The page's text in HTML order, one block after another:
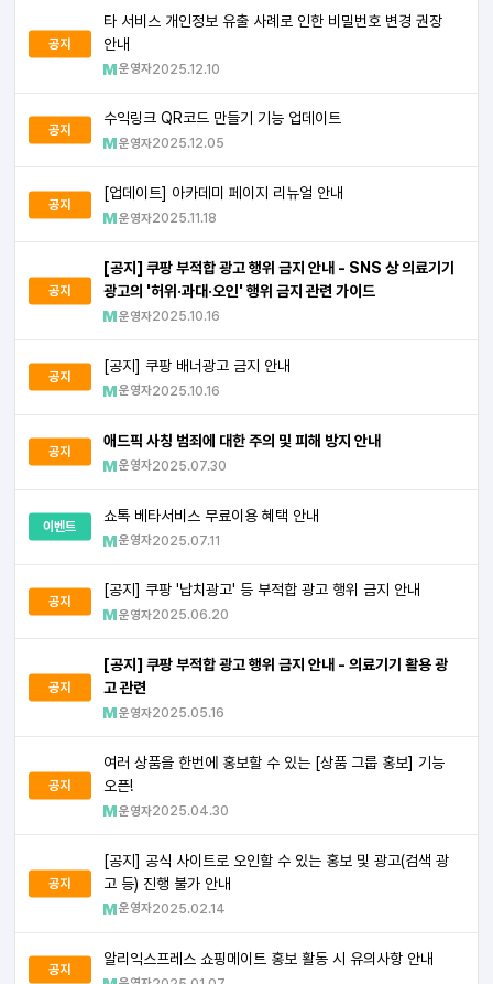
공지
타 서비스 개인정보 유출 사례로 인한 비밀번호 변경 권장
안내
운영자2025.12.10
공지
수익링크 QR코드 만들기 기능 업데이트
운영자2025.12.05
공지
[업데이트] 아카데미 페이지 리뉴얼 안내
운영자2025.11.18
공지
[공지] 쿠팡 부적합 광고 행위 금지 안내 - SNS 상 의료기기
광고의 '허위·과대·오인' 행위 금지 관련 가이드
운영자2025.10.16
공지
[공지] 쿠팡 배너광고 금지 안내
운영자2025.10.16
공지
애드픽 사칭 범죄에 대한 주의 및 피해 방지 안내
운영자2025.07.30
이벤트
쇼톡 베타서비스 무료이용 혜택 안내
운영자2025.07.11
공지
[공지] 쿠팡 '납치광고' 등 부적합 광고 행위 금지 안내
운영자2025.06.20
공지
[공지] 쿠팡 부적합 광고 행위 금지 안내 - 의료기기 활용 광
고 관련
운영자2025.05.16
공지
여러 상품을 한번에 홍보할 수 있는 [상품 그룹 홍보] 기능
오픈!
운영자2025.04.30
공지
[공지] 공식 사이트로 오인할 수 있는 홍보 및 광고(검색 광
고 등) 진행 불가 안내
운영자2025.02.14
공지
알리익스프레스 쇼핑메이트 홍보 활동 시 유의사항 안내